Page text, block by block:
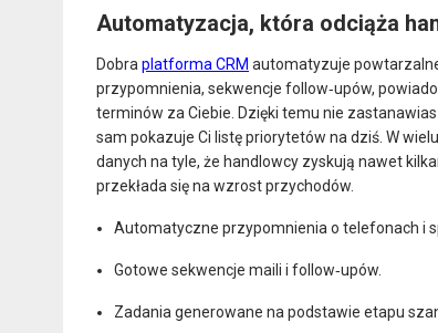
Automatyzacja, która odciąża
Dobra platforma CRM automatyzuje
przypomnienia, sekwencje follow‑upów,
terminów za Ciebie. Dzięki temu nie
sam pokazuje Ci listę priorytetów na dziś. W
danych na tyle, że handlowcy zyskują nawet
przekłada się na wzrost przychodów.​
Automatyczne przypomnienia o telefonach i
Gotowe sekwencje maili i follow‑upów.
Zadania generowane na podstawie etapu